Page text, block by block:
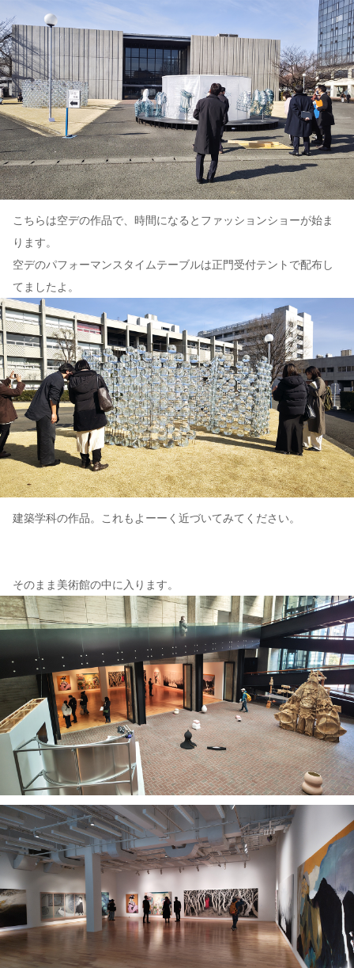
こちらは空デの作品で、時間になるとファッションショーが始ま
ります。
空デのパフォーマンスタイムテーブルは正門受付テントで配布し
てましたよ。
建築学科の作品。これもよーーく近づいてみてください。
そのまま美術館の中に入ります。